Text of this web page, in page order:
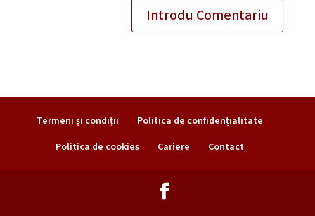
Termeni şi condiţii
Politica de confidențialitate
Politica de cookies
Cariere Contact